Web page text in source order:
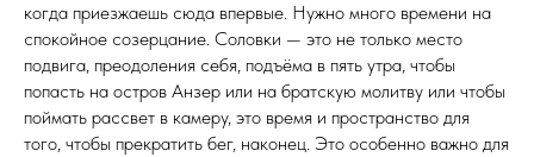
когда приезжаешь сюда впервые. Нужно много времени на
спокойное созерцание. Соловки — это не только место
подвига, преодоления себя, подъёма в пять утра, чтобы
попасть на остров Анзер или на братскую молитву или чтобы
поймать рассвет в камеру, это время и пространство для
того, чтобы прекратить бег, наконец. Это особенно важно для